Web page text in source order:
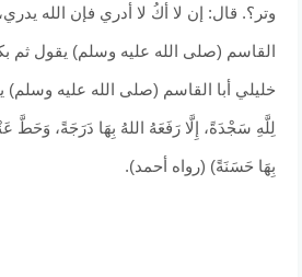
وتر؟. قال: إن لا أكُ لا أدري فإن الله
القاسم (صلى الله عليه وسلم) يقول ثم
خليلي أبا القاسم (صلى الله عليه
لِلَّهِ سَجْدَةً، إِلَّا رَفَعَهُ اللهُ بِهَا دَرَجَةً، وَحَطَّ
بِهَا حَسَنَةً) (رواه أحمد).